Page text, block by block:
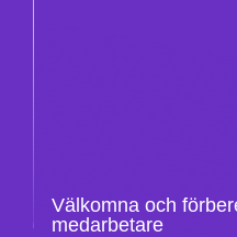
Välkomna och
medarbetare